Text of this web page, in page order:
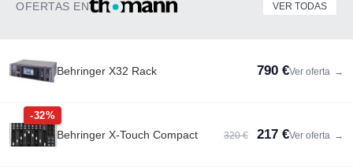
OFERTAS EN VER TODAS
Behringer X32 Rack 790 €Ver oferta →
-32%
Behringer X-Touch Compact 320 € 217 €Ver oferta →